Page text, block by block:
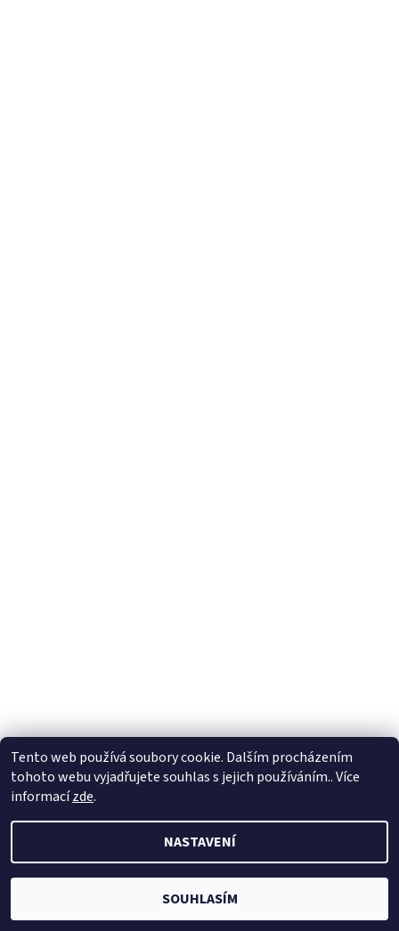
Tento web používá soubory cookie. Dalším procházením
tohoto webu vyjadřujete souhlas s jejich používáním.. Více
informacízde.
NASTAVENÍ
SOUHLASÍM